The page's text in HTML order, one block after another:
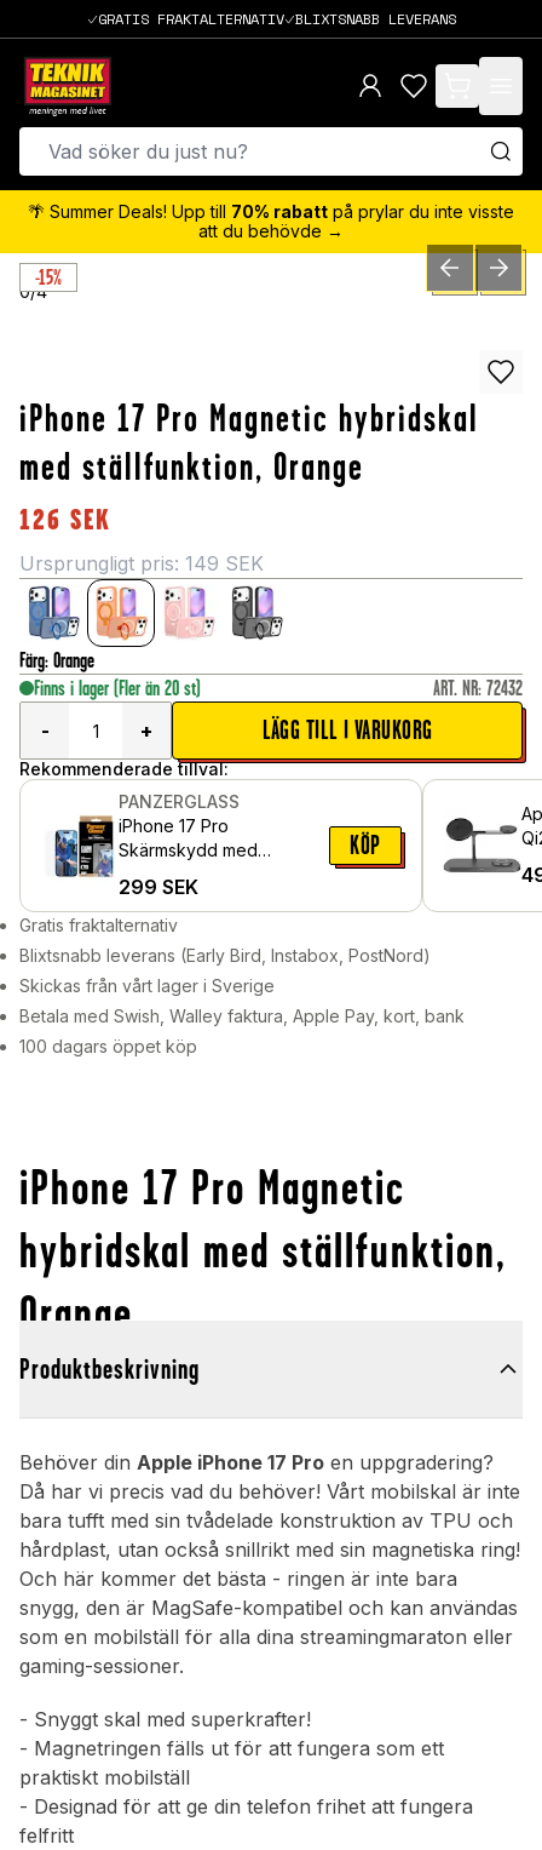
GRATIS FRAKTALTERNATIV BLIXTSNABB LEVERANS
items in cart,
🌴 Summer Deals! Upp till 70% rabatt på prylar du inte visste
att du behövde →
-15%
0/4 PREVIOUSNEXT
iPhone 17 Pro Magnetic hybridskal
med ställfunktion, Orange
126 SEK
Ursprungligt pris: 149 SEK
Färg: Orange
Finns i lager (Fler än 20 st) ART. NR: 72432
-
+ LÄGG TILL I VARUKORG
Rekommenderade tillval:
PANZERGLASS
iPhone 17 Pro
Skärmskydd med
Fit
299 SEK
KÖP
Gratis fraktalternativ
Blixtsnabb leverans (Early Bird, Instabox, PostNord)
Skickas från vårt lager i Sverige
Betala med Swish, Walley faktura, Apple Pay, kort, bank
100 dagars öppet köp
iPhone 17 Pro Magnetic
hybridskal med ställfunktion,
Orange
Produktbeskrivning
Behöver din Apple iPhone 17 Pro en uppgradering?
Då har vi precis vad du behöver! Vårt mobilskal är inte
bara tufft med sin tvådelade konstruktion av TPU och
hårdplast, utan också snillrikt med sin magnetiska ring!
Och här kommer det bästa - ringen är inte bara
snygg, den är MagSafe-kompatibel och kan användas
som en mobilställ för alla dina streamingmaraton eller
gaming-sessioner.
- Snyggt skal med superkrafter!
- Magnetringen fälls ut för att fungera som ett
praktiskt mobilställ
- Designad för att ge din telefon frihet att fungera
felfritt